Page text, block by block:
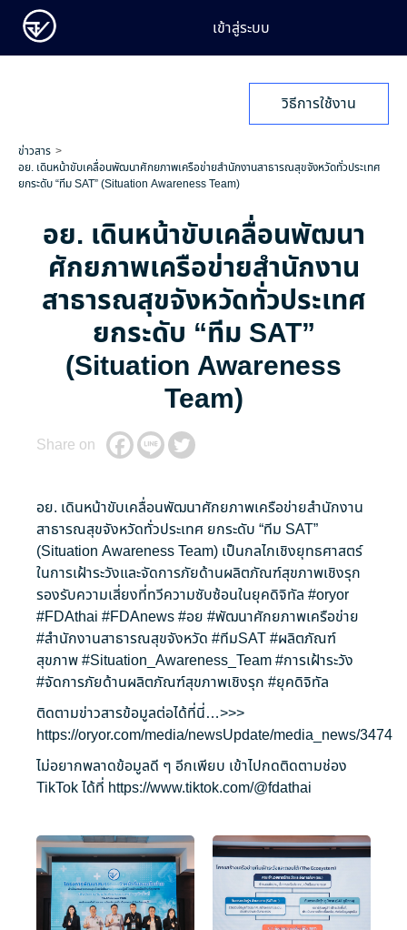
เข้าสู่ระบบ
วิธีการใช้งาน
ข่าวสาร
อย. เดินหน้าขับเคลื่อนพัฒนาศักยภาพเครือข่ายสำนักงานสาธารณสุขจังหวัดทั่วประเทศ
ยกระดับ “ทีม SAT” (Situation Awareness Team)
อย. เดินหน้าขับเคลื่อนพัฒนา
ศักยภาพเครือข่ายสำนักงาน
สาธารณสุขจังหวัดทั่วประเทศ
ยกระดับ “ทีม SAT”
(Situation Awareness
Team)
Share on
อย. เดินหน้าขับเคลื่อนพัฒนาศักยภาพเครือข่ายสำนักงาน
สาธารณสุขจังหวัดทั่วประเทศ ยกระดับ “ทีม SAT”
(Situation Awareness Team) เป็นกลไกเชิงยุทธศาสตร์
ในการเฝ้าระวังและจัดการภัยด้านผลิตภัณฑ์สุขภาพเชิงรุก
รองรับความเสี่ยงที่ทวีความซับซ้อนในยุคดิจิทัล #oryor
#FDAthai #FDAnews#อย #พัฒนาศักยภาพเครือข่าย
#สำนักงานสาธารณสุขจังหวัด #ทีมSAT#ผลิตภัณฑ์
สุขภาพ#Situation_Awareness_Team#การเฝ้าระวัง
#จัดการภัยด้านผลิตภัณฑ์สุขภาพเชิงรุก #ยุคดิจิทัล
ติดตามข่าวสารข้อมูลต่อได้ที่นี่…>>>
https://oryor.com/media/newsUpdate/media_news/3474
ไม่อยากพลาดข้อมูลดี ๆ อีกเพียบ เข้าไปกดติดตามช่อง
TikTok ได้ที่ https://www.tiktok.com/@fdathai